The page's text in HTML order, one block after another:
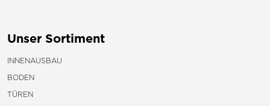
Unser Sortiment
INNENAUSBAU
BODEN
TÜREN